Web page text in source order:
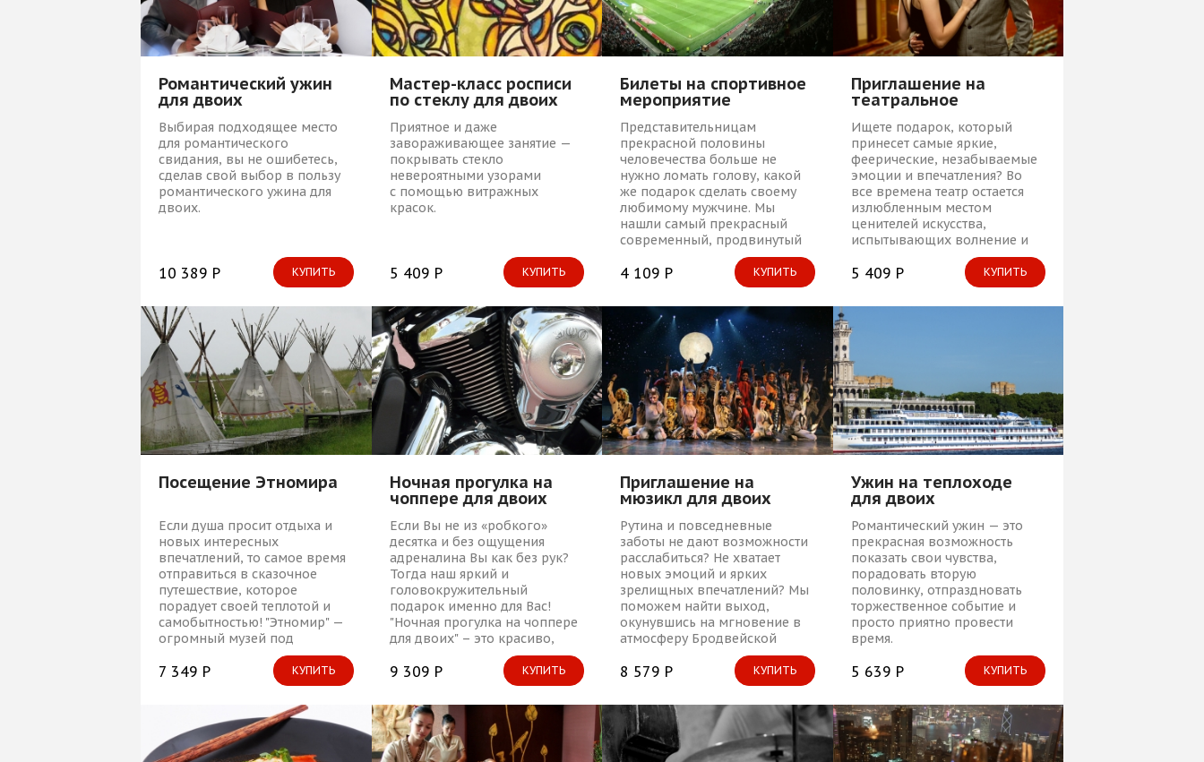
Романтический ужин
для двоих
Выбирая подходящее место
для романтического
свидания, вы не ошибетесь,
сделав свой выбор в пользу
романтического ужина для
двоих.
10 389 Р КУПИТЬ
Мастер-класс росписи
по стеклу для двоих
Приятное и даже
завораживающее занятие —
покрывать стекло
невероятными узорами
с помощью витражных
красок.
5 409 Р КУПИТЬ
Билеты на спортивное
мероприятие
Представительницам
прекрасной половины
человечества больше не
нужно ломать голову, какой
же подарок сделать своему
любимому мужчине. Мы
нашли самый прекрасный
современный, продвинутый
способ, который поможет
Вам и вашим близким
увидеть самые интересные и
популярные события в мире
спорта.
4 109 Р КУПИТЬ
Приглашение на
театральное
Ищете подарок, который
принесет самые яркие,
феерические, незабываемые
эмоции и впечатления? Во
все времена театр остается
излюбленным местом
ценителей искусства,
испытывающих волнение и
трепет перед актерской игрой
и захватывающими сюжетами
5 409 Р КУПИТЬ
Посещение Этномира
Если душа просит отдыха и
новых интересных
впечатлений, то самое время
отправиться в сказочное
путешествие, которое
порадует своей теплотой и
самобытностью! "Этномир" —
огромный музей под
7 349 Р КУПИТЬ
Ночная прогулка на
чоппере для двоих
Если Вы не из «робкого»
десятка и без ощущения
адреналина Вы как без рук?
Тогда наш яркий и
головокружительный
подарок именно для Вас!
"Ночная прогулка на чоппере
для двоих" – это красиво,
ярко, неординарно.
9 309 Р КУПИТЬ
Приглашение на
мюзикл для двоих
Рутина и повседневные
заботы не дают возможности
расслабиться? Не хватает
новых эмоций и ярких
зрелищных впечатлений? Мы
поможем найти выход,
окунувшись на мгновение в
атмосферу Бродвейской
легкости и теплоты!
8 579 Р КУПИТЬ
Ужин на теплоходе
для двоих
Романтический ужин — это
прекрасная возможность
показать свои чувства,
порадовать вторую
половинку, отпраздновать
торжественное событие и
просто приятно провести
время.
5 639 Р КУПИТЬ